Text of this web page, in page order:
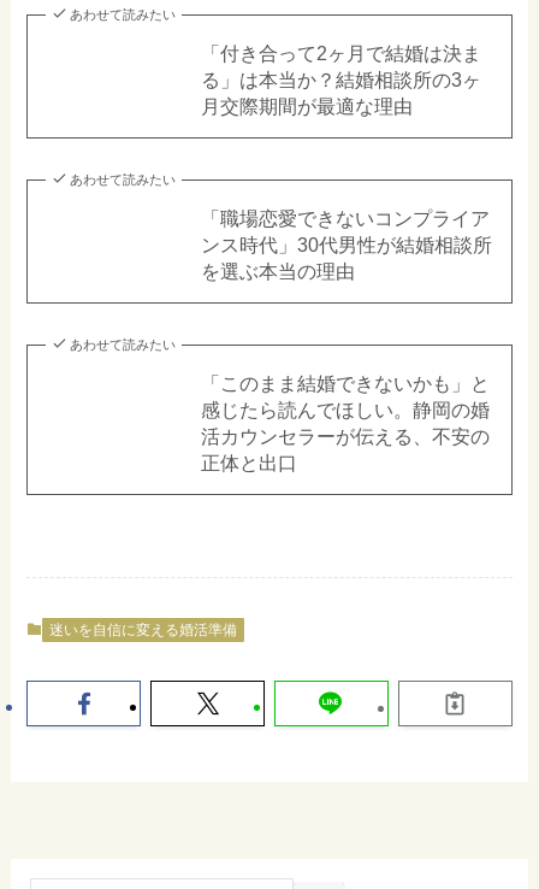
あわせて読みたい
「付き合って2ヶ月で結婚は決ま
る」は本当か？結婚相談所の3ヶ
月交際期間が最適な理由
あわせて読みたい
「職場恋愛できないコンプライア
ンス時代」30代男性が結婚相談所
を選ぶ本当の理由
あわせて読みたい
「このまま結婚できないかも」と
感じたら読んでほしい。静岡の婚
活カウンセラーが伝える、不安の
正体と出口
迷いを自信に変える婚活準備